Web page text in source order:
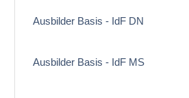
Ausbilder Basis - IdF DN
Ausbilder Basis - IdF MS